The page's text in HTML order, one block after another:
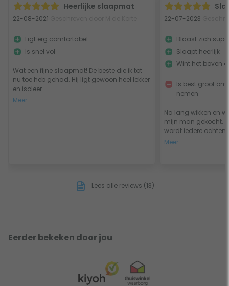
Heerlijke slaapmat
22-08-2021
Wat een fijne slaapmat! De beste die ik tot
nu toe heb gehad. Hij ligt gewoon heel lekker
en isoleer...
Meer
Ligt erg comfortabel
Is snel vol
22-07-2023
Na lang wikken en
mijn man gekocht.
wordt iedere
Meer
Blaast zich
Slaapt heerlijk
Wint het boven
Is best groot om
nemen
Lees alle reviews (13)
Eerder bekeken door jou